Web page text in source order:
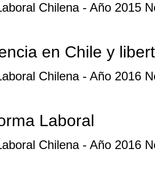
Chilena - Año 2015
en Chile y
Chilena - Año 2016
Laboral
Chilena - Año 2016